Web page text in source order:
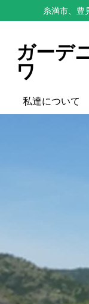
糸満市、豊
ガーデ
ワ
私達について